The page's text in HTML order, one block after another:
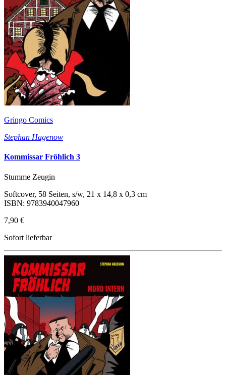
Gringo Comics
Stephan Hagenow
Kommissar Fröhlich 3
Stumme Zeugin
Softcover, 58 Seiten, s/w, 21 x 14,8 x 0,3 cm
ISBN: 9783940047960
7,90 €
Sofort lieferbar